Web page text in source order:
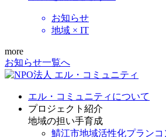
お知らせ
地域 × IT
more
お知らせ一覧へ
エル・コミュニティについて
プロジェクト紹介
地域の担い手育成
鯖江市地域活性化プランコ